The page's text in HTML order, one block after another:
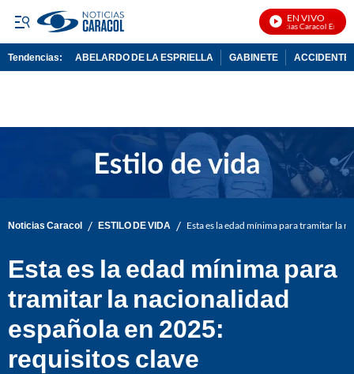
EN VIVO
Noticias Caracol En Vivo
Tendencias: ABELARDO DE LA ESPRIELLA GABINETE ACCIDENTE
Noticias Caracol / ESTILO DE VIDA / Esta es la edad mínima para tramitar la
Esta es la edad mínima para
tramitar la nacionalidad
española en 2025:
requisitos clave